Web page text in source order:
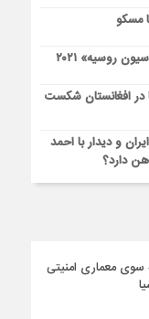
مسکو
روسیه» ۲۰۲۱
در افغانستان شکست
و دیدار با احمد
دارد؟
سوی معماری امنیتی